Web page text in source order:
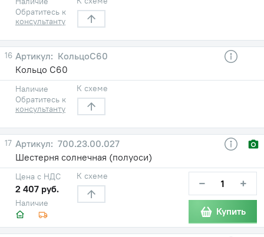
Обратитесь к
консультанту
16
КольцоС60
Кольцо С60
Наличие
Обратитесь к
консультанту
К схеме
17
700.23.00.027
Шестерня солнечная (полуоси)
Наличие
Цена с НДС
2 407 руб.
К схеме − +
Купить